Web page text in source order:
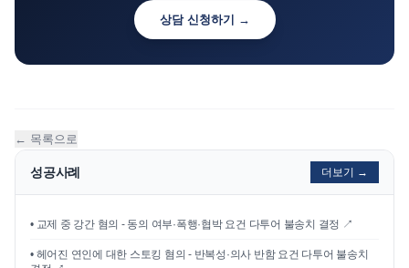
상담 신청하기 →
← 목록으로
성공사례 더보기 →
• 교제 중 강간 혐의 - 동의 여부·폭행·협박 요건 다투어 불송치 결정 ↗
• 헤어진 연인에 대한 스토킹 혐의 - 반복성·의사 반함 요건 다투어 불송치